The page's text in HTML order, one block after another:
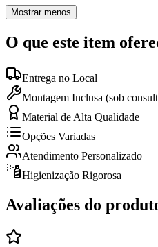
Mostrar menos
O que este item
Entrega no Local
Montagem Inclusa (sob
Material de Alta Qualidade
Opções Variadas
Atendimento Personalizado
Higienização Rigorosa
Avaliações do